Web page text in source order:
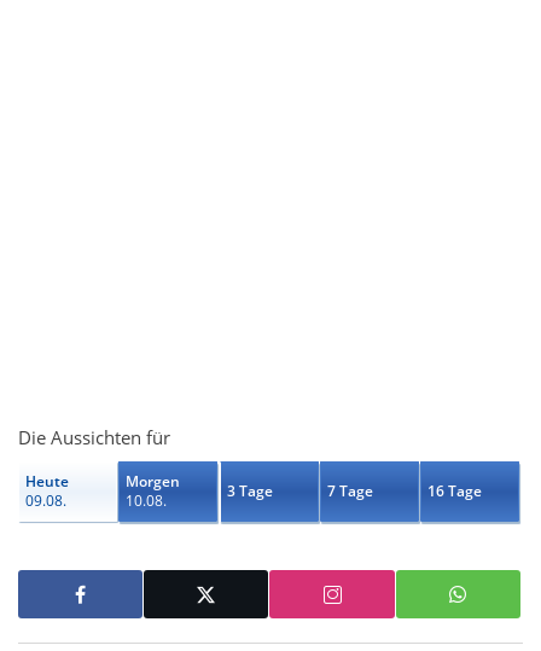
Die Aussichten für
Heute
09.08.
Morgen
10.08.
3 Tage 7 Tage 16 Tage